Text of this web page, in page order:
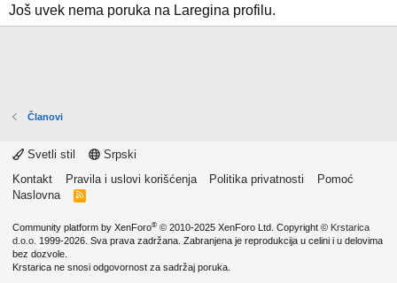
Još uvek nema poruka na Laregina profilu.
Članovi
Svetli stil
Srpski
Kontakt
Pravila i uslovi korišćenja Politika privatnosti
Pomoć
Naslovna
R
Community platform by XenForo® © 2010-2025 XenForo Ltd. Copyright © Krstarica
d.o.o. 1999-2026. Sva prava zadržana. Zabranjena je reprodukcija u celini i u delovima
bez dozvole.
Krstarica ne snosi odgovornost za sadržaj poruka.